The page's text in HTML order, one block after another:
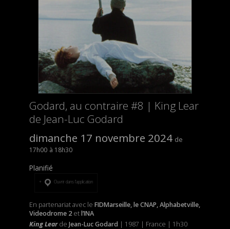
Godard, au contraire #8 | King Lear
de Jean-Luc Godard
dimanche 17 novembre 2024
17h00 18h30
Planifié
Ouvrir dans l’application
En partenariat avec le FIDMarseille, le CNAP, Alphabetville,
Videodrome 2 etl’INA
King Learde Jean-Luc Godard | 1987 | France | 1h30